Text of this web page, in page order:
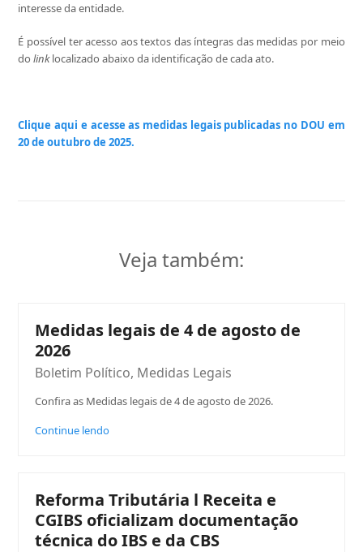
interesse da entidade.
É possível ter acesso aos textos das íntegras das medidas por meio
dolinklocalizado abaixo da identificação de cada ato.
Clique aqui e acesse as medidas legais publicadas no DOU em
20 de outubro de 2025.
Veja também:
Medidas legais de 4 de agosto de
2026
Boletim Político, Medidas Legais
Confira as Medidas legais de 4 de agosto de 2026.
Continue lendo
Reforma Tributária l Receita e
CGIBS oficializam documentação
técnica do IBS e da CBS